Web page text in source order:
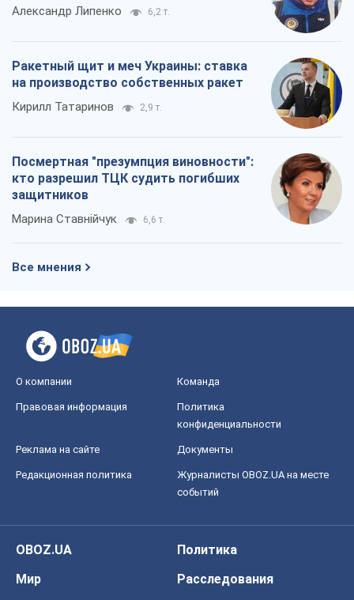
Александр Липенко 6,2 т.
Ракетный щит и меч Украины: ставка
на производство собственных ракет
Кирилл Татаринов 2,9 т.
Посмертная "презумпция виновности":
кто разрешил ТЦК судить погибших
защитников
Марина Ставнійчук 6,6 т.
Все мнения
О компании Команда
Правовая информация
Политика
конфиденциальности
Реклама на сайте Документы
Редакционная политика
Журналисты OBOZ.UA на месте
событий
OBOZ.UA
Политика
Мир
Расследования